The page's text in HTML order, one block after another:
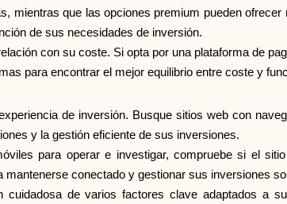
mientras que las opciones premium pueden
de sus necesidades de inversión.
con su coste. Si opta por una plataforma de
para encontrar el mejor equilibrio entre coste y
de inversión. Busque sitios web con
y la gestión eficiente de sus inversiones.
para operar e investigar, compruebe si el
conectado y gestionar sus inversiones
de varios factores clave adaptados a